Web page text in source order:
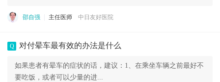
邵自强 主任医师 中日友好医院
Q 对付晕车最有效的办法是什么
如果患者有晕车的症状的话，建议：1、在乘坐车辆之前最好不
要吃饭，或者可以少量的进...